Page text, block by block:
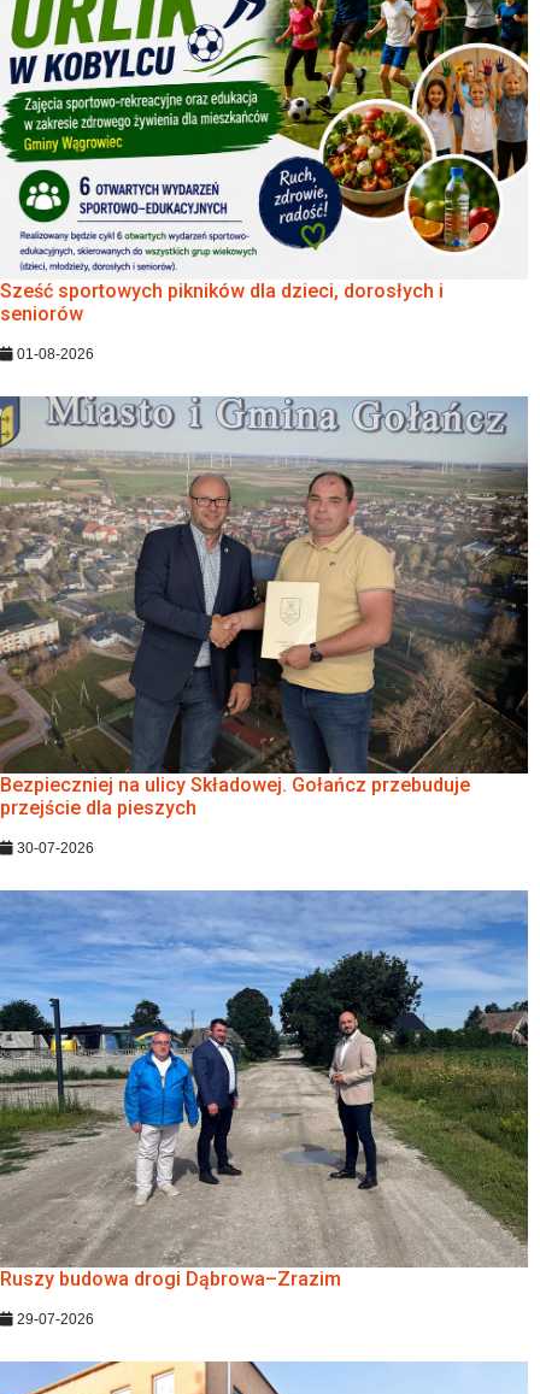
Sześć sportowych pikników dla dzieci, dorosłych i
seniorów
01-08-2026
Bezpieczniej na ulicy Składowej. Gołańcz przebuduje
przejście dla pieszych
30-07-2026
Ruszy budowa drogi Dąbrowa–Zrazim
29-07-2026